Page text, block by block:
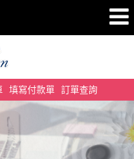
填寫付款單 訂單查詢